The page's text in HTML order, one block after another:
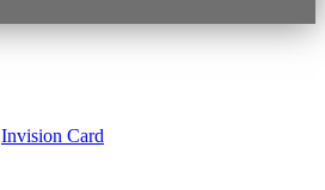
Invision Card